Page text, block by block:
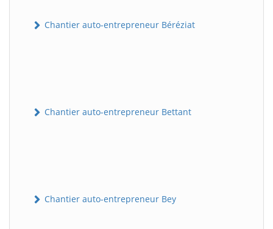
Chantier auto-entrepreneur Béréziat
Chantier auto-entrepreneur Bettant
Chantier auto-entrepreneur Bey